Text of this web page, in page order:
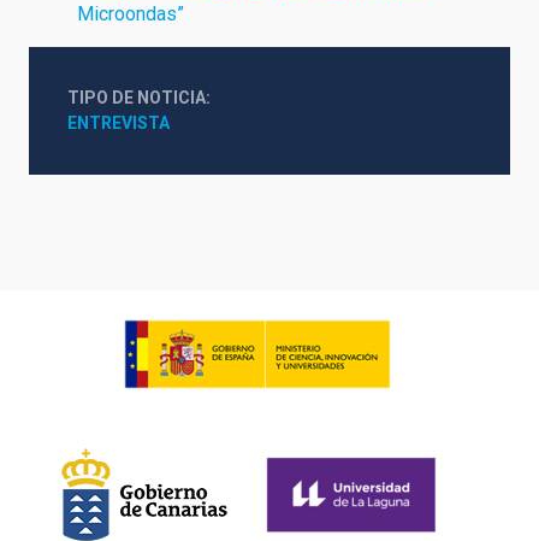
Microondas”
TIPO DE NOTICIA
ENTREVISTA